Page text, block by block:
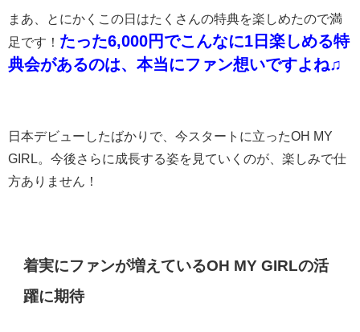
まあ、とにかくこの日はたくさんの特典を楽しめたので満
足です！ たった6,000円でこんなに1日楽しめる特
典会があるのは、本当にファン想いですよね♫
日本デビューしたばかりで、今スタートに立ったOH MY
GIRL。今後さらに成長する姿を見ていくのが、楽しみで仕
方ありません！
着実にファンが増えているOH MY GIRLの活
躍に期待